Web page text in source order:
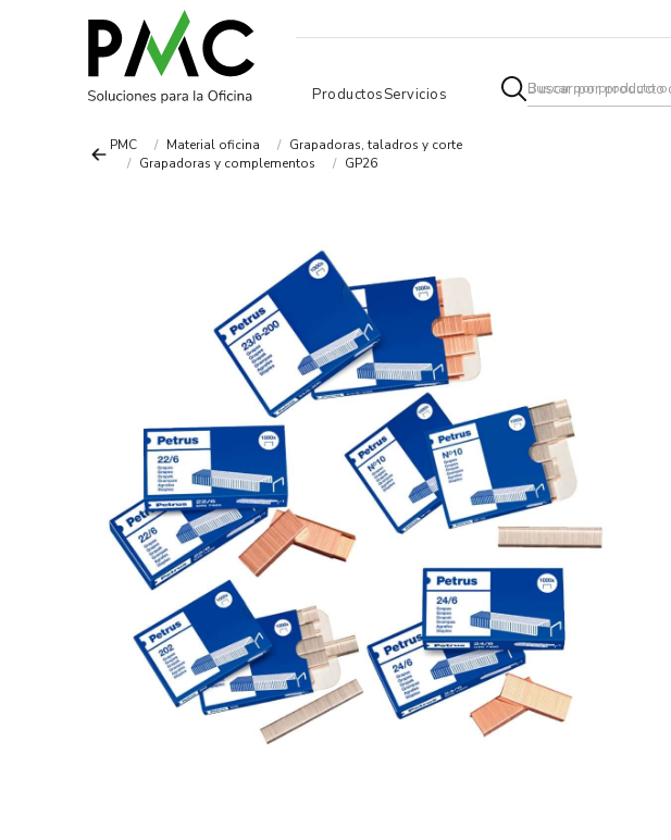
ProductosServicios
PMC Material oficina
Grapadoras, taladros y corte
Grapadoras y complementos
GP26